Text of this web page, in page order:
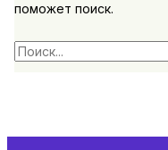
поможет поиск.
Поиск: